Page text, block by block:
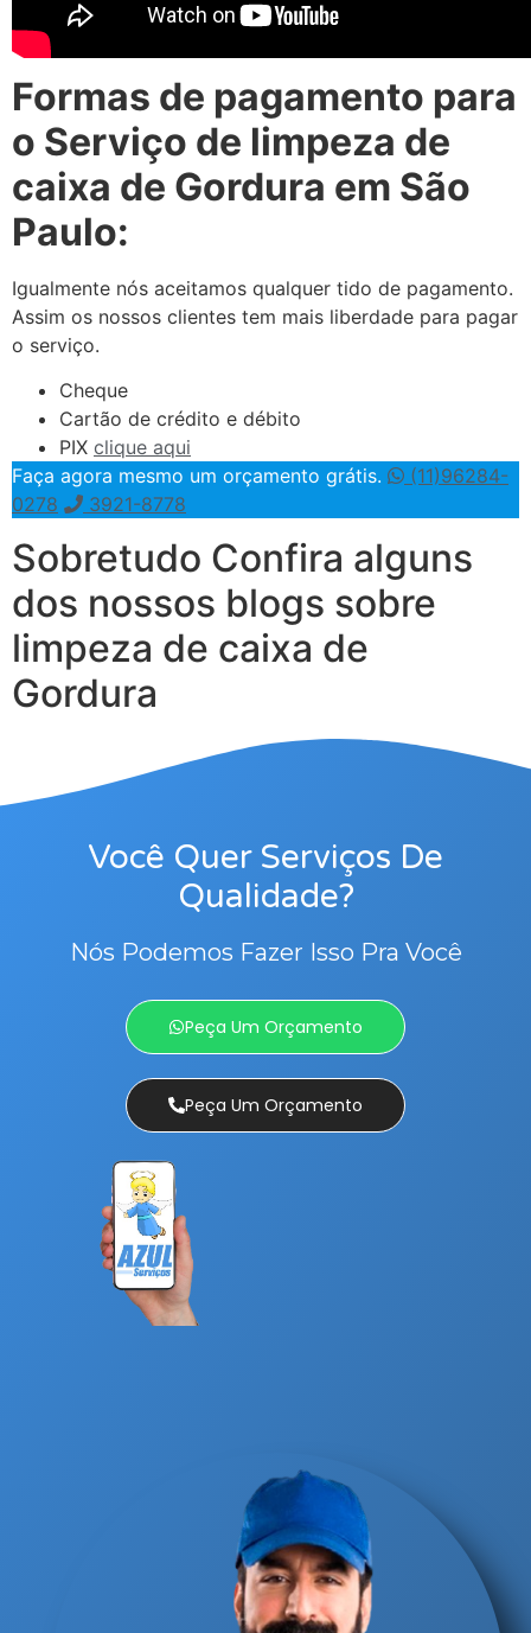
Formas de pagamento para
o Serviço de limpeza de
caixa de Gordura em São
Paulo:
Igualmente nós aceitamos qualquer tido de pagamento.
Assim os nossos clientes tem mais liberdade para pagar
o serviço.
Cheque
Cartão de crédito e débito
PIX clique aqui
Faça agora mesmo um orçamento grátis.
(11)96284-
0278
3921-8778
Sobretudo Confira alguns
dos nossos blogs sobre
limpeza de caixa de
Gordura
Você Quer Serviços De
Qualidade?
Nós Podemos Fazer Isso Pra Você
Peça Um Orçamento
Peça Um Orçamento